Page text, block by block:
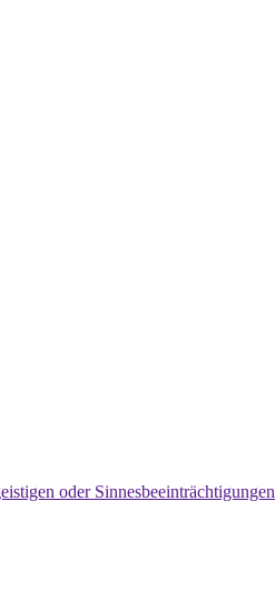
oder Sinnesbeeinträchtigungen